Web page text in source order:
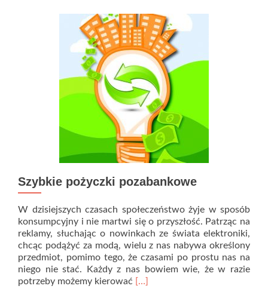
Szybkie pożyczki pozabankowe
W dzisiejszych czasach społeczeństwo żyje w sposób
konsumpcyjny i nie martwi się o przyszłość. Patrząc na
reklamy, słuchając o nowinkach ze świata elektroniki,
chcąc podążyć za modą, wielu z nas nabywa określony
przedmiot, pomimo tego, że czasami po prostu nas na
niego nie stać. Każdy z nas bowiem wie, że w razie
potrzeby możemy kierować Read
[…]